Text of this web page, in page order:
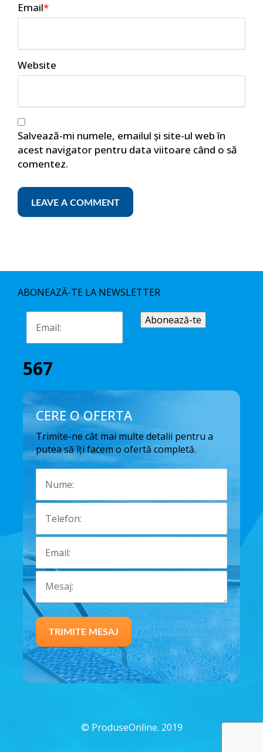
Email*
Website
Salvează-mi numele, emailul și site-ul web în
acest navigator pentru data viitoare când o să
comentez.
ABONEAZĂ-TE LA NEWSLETTER
567
CERE O OFERTA
Trimite-ne cât mai multe detalii pentru a
putea să îți facem o ofertă completă.
© ProduseOnline. 2019